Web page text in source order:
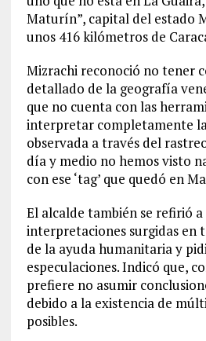
Maturín”, capital del estado
unos 416 kilómetros de
Mizrachi reconoció no tener
detallado de la geografía
que no cuenta con las
interpretar completamente
observada a través del
día y medio no hemos visto
con ese ‘tag’ que quedó en
El alcalde también se refirió a
interpretaciones surgidas en
de la ayuda humanitaria y
especulaciones. Indicó que,
prefiere no asumir
debido a la existencia de
posibles.